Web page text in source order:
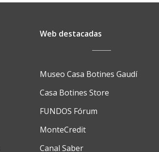
Web destacadas
Museo Casa Botines Gaudí
Casa Botines Store
FUNDOS Fórum
MonteCredit
Canal Saber